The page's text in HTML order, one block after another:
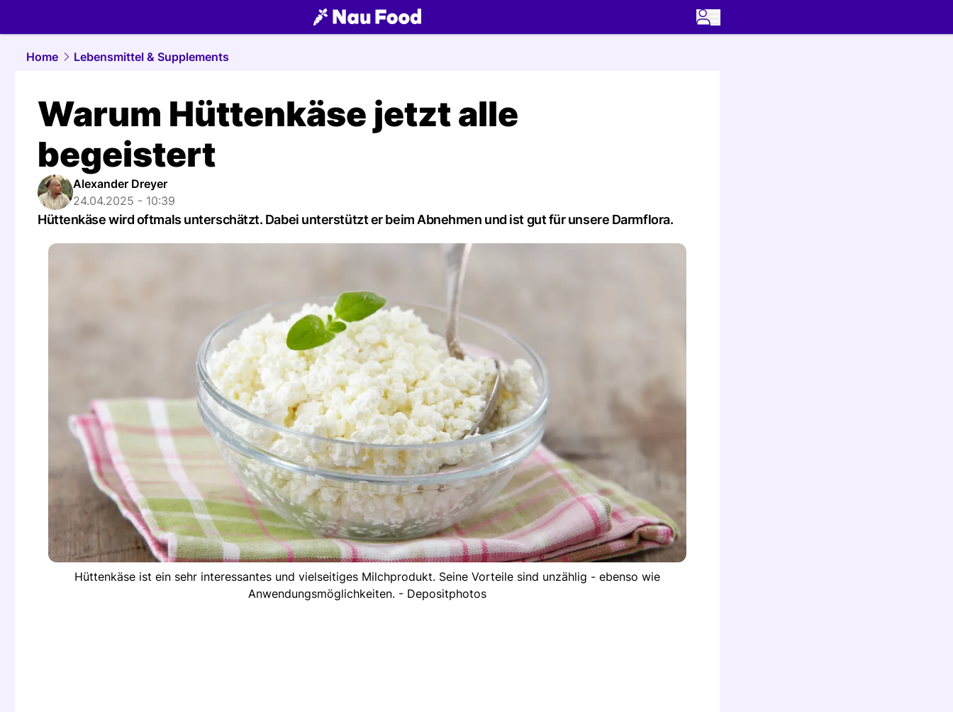
food.NAU.ch
Home
Lebensmittel & Supplements
Warum Hüttenkäse jetzt alle
begeistert
Alexander Dreyer
24.04.2025 - 10:39
Hüttenkäse wird oftmals unterschätzt. Dabei unterstützt er beim Abnehmen und ist gut für unsere Darmflora.
Hüttenkäse ist ein sehr interessantes und vielseitiges Milchprodukt. Seine Vorteile sind unzählig - ebenso wie
Anwendungsmöglichkeiten. - Depositphotos